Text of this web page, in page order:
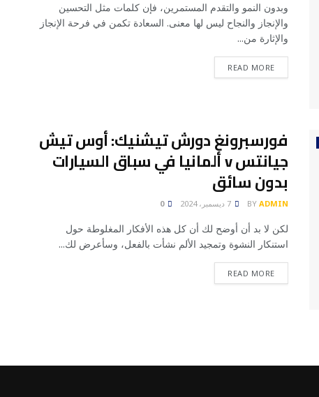
وبدون النمو والتقدم المستمرين، فإن كلمات مثل التحسين
والإنجاز والنجاح ليس لها معنى. السعادة تكمن في فرحة الإنجاز
والإثارة من...
READ MORE
فورسبرونغ دورش تيشنيك: أوس تيش
جيانتس v ألمانيا في سباق السيارات
بدون سائق
BY ADMIN
0
لكن لا بد أن أوضح لك أن كل هذه الأفكار المغلوطة حول
استنكار النشوة وتمجيد الألم نشأت بالفعل، وسأعرض لك...
READ MORE